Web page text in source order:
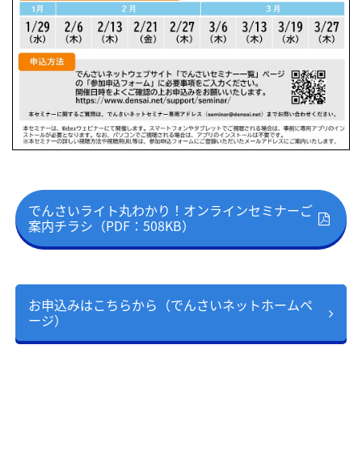
でんさいライト丸わかり！オンラインセミナーご
案内チラシ（PDF：508KB）
お申込みはこちらから（でんさいネットホームペ
ージ）